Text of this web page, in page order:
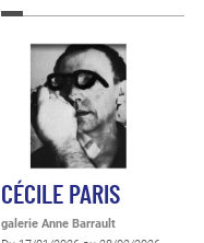
CÉCILE PARIS
galerie Anne Barrault